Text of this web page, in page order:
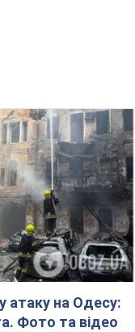
атаку на Одесу:
Фото та відео